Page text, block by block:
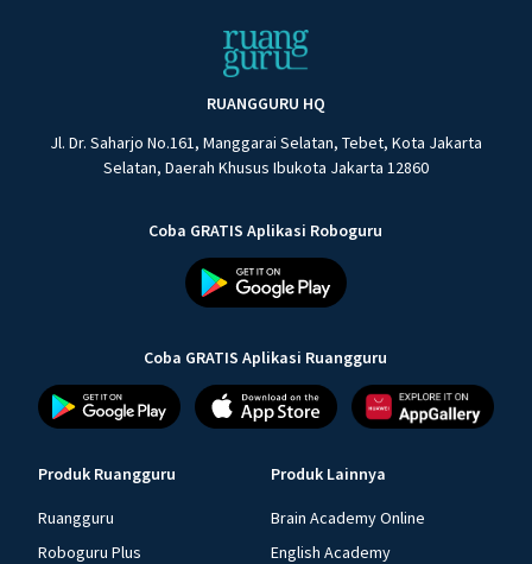
RUANGGURU HQ
Jl. Dr. Saharjo No.161, Manggarai Selatan, Tebet, Kota Jakarta
Selatan, Daerah Khusus Ibukota Jakarta 12860
Coba GRATIS Aplikasi Roboguru
Coba GRATIS Aplikasi Ruangguru
Produk Ruangguru
Ruangguru
Roboguru Plus
Produk Lainnya
Brain Academy Online
English Academy